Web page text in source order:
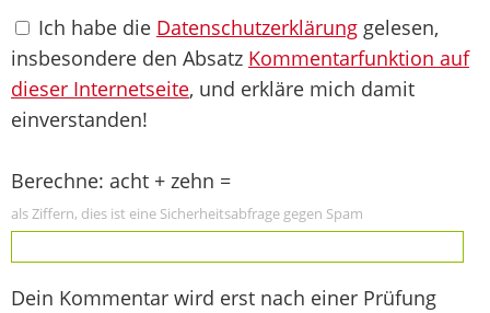
Ich habe die Datenschutzerklärung gelesen,
insbesondere den Absatz Kommentarfunktion auf
dieser Internetseite, und erkläre mich damit
einverstanden!
Berechne: acht + zehn =
als Ziffern, dies ist eine Sicherheitsabfrage gegen Spam
Dein Kommentar wird erst nach einer Prüfung